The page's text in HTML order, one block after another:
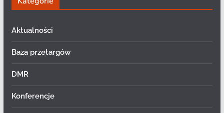
Aktualności
Baza przetargów
DMR
Konferencje